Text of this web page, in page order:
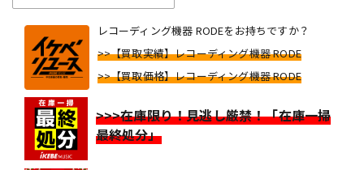
レコーディング機器 RODEをお持ちですか？
>>【買取実績】レコーディング機器 RODE
>>【買取価格】レコーディング機器 RODE
>>>在庫限り！見逃し厳禁！「在庫一掃
最終処分」